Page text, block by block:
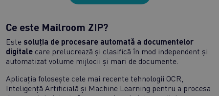
Ce este Mailroom ZIP?
Este soluția de procesare automată a documentelor
digitale care prelucrează și clasifică în mod independent și
automatizat volume mijlocii și mari de documente.
Aplicația folosește cele mai recente tehnologii OCR,
Inteligență Artificială și Machine Learning pentru a procesa